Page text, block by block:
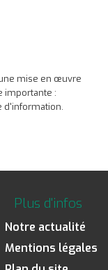
mise en œuvre
importante :
d'information.
Plus d'infos
Notre actualité
Mentions légales